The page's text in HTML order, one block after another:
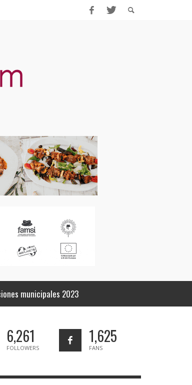
municipales 2023
6,261
FOLLOWERS
1,625
FANS